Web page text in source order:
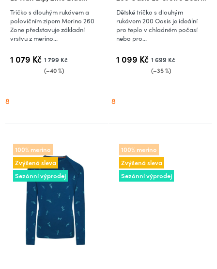
1 079 Kč 1 799 Kč
(–40 %)
Tričko s dlouhým rukávem a
polovičním zipem Merino 260
Zone představuje základní
vrstvu z merino...
8
(vzorek)
1 099 Kč 1 699 Kč
(–35 %)
Dětské tričko s dlouhým
rukávem 200 Oasis je ideální
pro teplo v chladném počasí
nebo pro...
8
100% merino
Zvýšená sleva
Sezónní výprodej
100% merino
Zvýšená sleva
Sezónní výprodej